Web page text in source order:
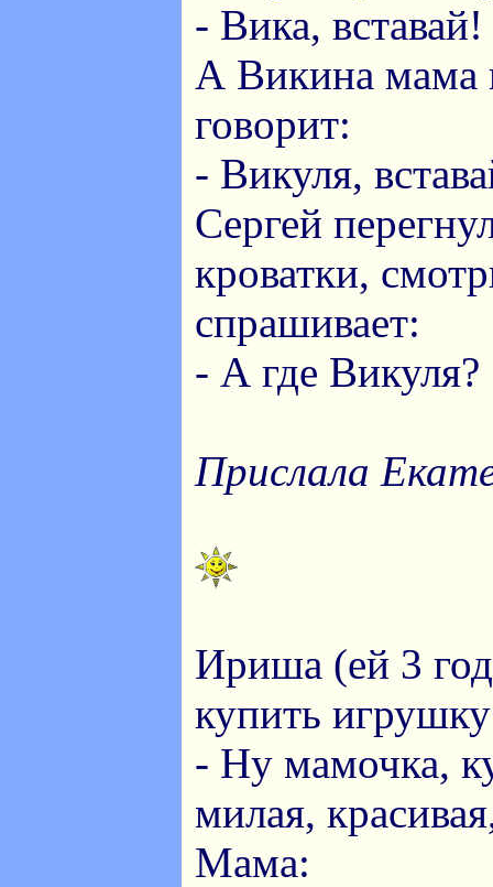
- Вика, вставай!
А Викина мама
говорит:
- Викуля,
Сергей
кроватки,
спрашивает:
- А где Викуля?
Прислала
Ириша (ей 3
купить
- Ну мамочка,
милая,
Мама: